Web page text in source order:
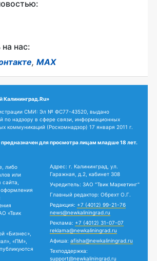
нас:
, MAX
Калининград.Ru»
СМИ: Эл № ФС77-43520, выдано
по надзору в сфере связи, информационных
коммуникаций (Роскомнадзор) 17 января 2011 г.
для просмотра лицам младше 18 лет.
либо
или
«Твик
«Бизнес»,
«ПМ»,
Адрес: г. Калининград, ул.
Гаражная, д.2, кабинет 308
Учредитель: ЗАО "Твик Маркетинг"
Главный редактор: Обрехт О.Г.
Редакция: +7 (4012) 99-21-76
news@newkaliningrad.ru
Реклама: +7 (4012) 31-07-07
reklama@newkaliningrad.ru
Афиша: afisha@newkaliningrad.ru
Техподдержка:
support@newkaliningrad.ru